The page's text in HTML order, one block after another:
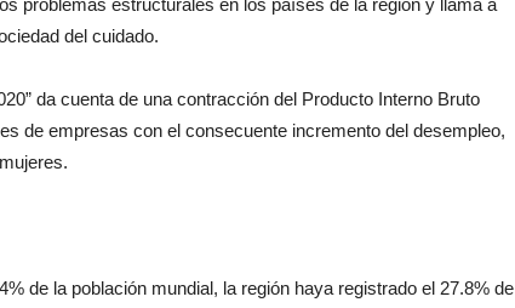
problemas estructurales en los países de la región y llama a
del cuidado.
da cuenta de una contracción del Producto Interno Bruto
de empresas con el consecuente incremento del desempleo,
de la población mundial, la región haya registrado el 27.8% de